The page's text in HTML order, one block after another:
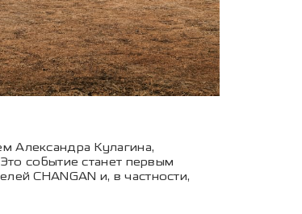
Александра Кулагина,
событие станет первым
CHANGAN и, в частности,